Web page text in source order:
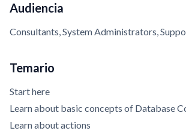
Audiencia
Consultants, System Administrators,
Temario
Start here
Learn about basic concepts of Database
Learn about actions